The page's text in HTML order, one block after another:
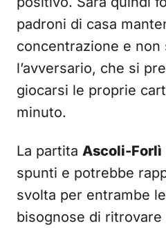
padroni di casa
concentrazione e non
l’avversario, che si
giocarsi le proprie
minuto.
La partita Ascoli-Forlì
spunti e potrebbe
svolta per entrambe
bisognose di ritrovare